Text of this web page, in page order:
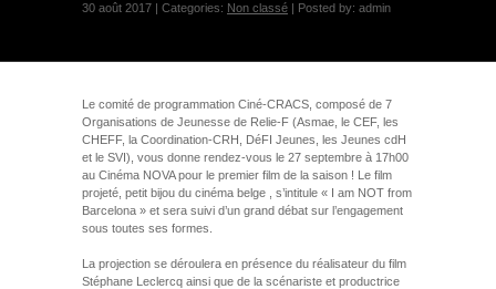
30 août 2017 | Categories: Non classé | Posted by: admin
Le comité de programmation Ciné-CRACS, composé de 7
Organisations de Jeunesse de Relie-F (Asmae, le CEF, les
CHEFF, la Coordination-CRH, DéFI Jeunes, les Jeunes cdH
et le SVI), vous donne rendez-vous le 27 septembre à 17h00
au Cinéma NOVA pour le premier film de la saison ! Le film
projeté, petit bijou du cinéma belge , s’intitule « I am NOT from
Barcelona » et sera suivi d’un grand débat sur l’engagement
sous toutes ses formes.
La projection se déroulera en présence du réalisateur du film
Stéphane Leclercq ainsi que de la scénariste et productrice